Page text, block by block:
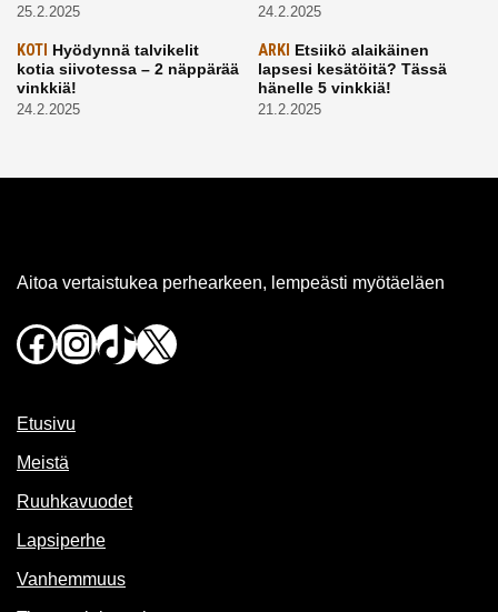
25.2.2025 24.2.2025
KOTI Hyödynnä talvikelit
kotia siivotessa – 2 näppärää
vinkkiä!
24.2.2025
ARKI Etsiikö alaikäinen
lapsesi kesätöitä? Tässä
hänelle 5 vinkkiä!
21.2.2025
Aitoa vertaistukea perhearkeen, lempeästi myötäeläen
Facebook
Instagram
TikTok
X
Etusivu
Meistä
Ruuhkavuodet
Lapsiperhe
Vanhemmuus